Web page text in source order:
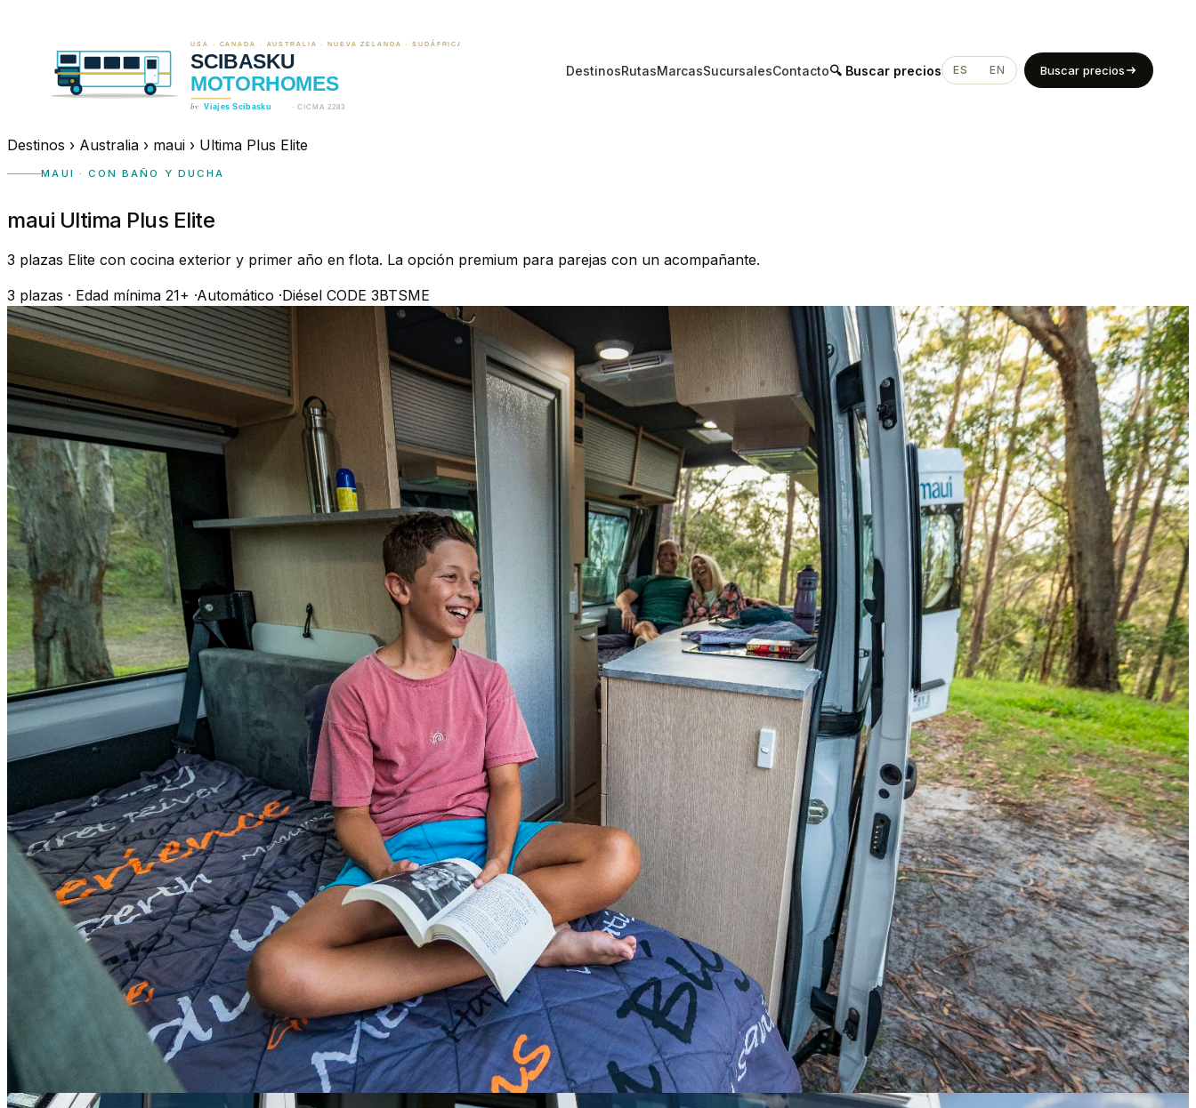
DestinosRutasMarcasSucursalesContacto🔍 Buscar precios ES EN Buscar precios
Destinos › Australia › maui › Ultima Plus Elite
MAUI · CON BAÑO Y DUCHA
maui Ultima Plus Elite
3 plazas Elite con cocina exterior y primer año en flota. La opción premium para parejas con un acompañante.
3 plazas · Edad mínima 21+ ·Automático ·Diésel CODE 3BTSME